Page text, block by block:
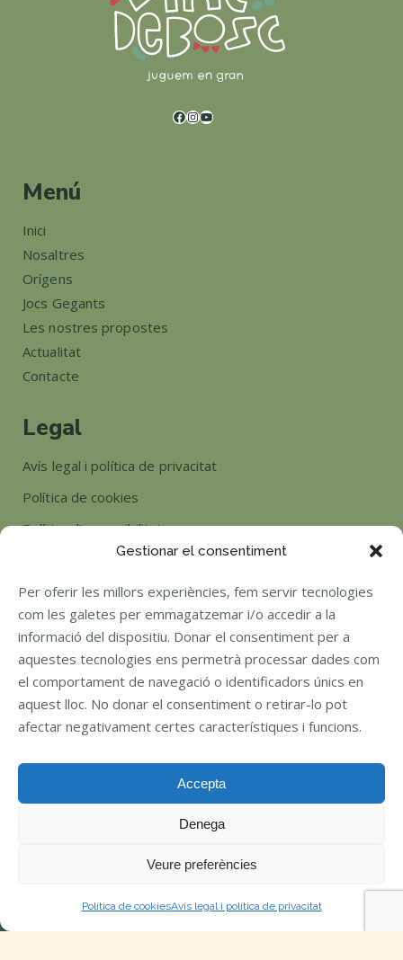
Gestionar el consentiment
Per oferir les millors experiències, fem servir tecnologies
com les galetes per emmagatzemar i/o accedir a la
informació del dispositiu. Donar el consentiment per a
aquestes tecnologies ens permetrà processar dades com
el comportament de navegació o identificadors únics en
aquest lloc. No donar el consentiment o retirar-lo pot
afectar negativament certes característiques i funcions.
Accepta
Denega
Veure preferències
Política de cookiesAvís legal i política de privacitat
Facebook
Instagram
YouTube
Menú
Inici
Nosaltres
Orígens
Jocs Gegants
Les nostres propostes
Actualitat
Contacte
Legal
Avís legal i política de privacitat
Política de cookies
Política d’accessibilitat
Horari
Si tens algun dubte posa't en contacte amb nosaltres.
Dispobibles de 9:00 a 13:00 i de 14:30 a 18:00.
Idioma